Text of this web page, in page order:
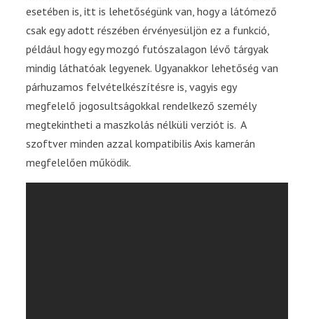
esetében is, itt is lehetőségünk van, hogy a látómező
csak egy adott részében érvényesüljön ez a funkció,
például hogy egy mozgó futószalagon lévő tárgyak
mindig láthatóak legyenek. Ugyanakkor lehetőség van
párhuzamos felvételkészítésre is, vagyis egy
megfelelő jogosultságokkal rendelkező személy
megtekintheti a maszkolás nélküli verziót is. A
szoftver minden azzal kompatibilis Axis kamerán
megfelelően működik.